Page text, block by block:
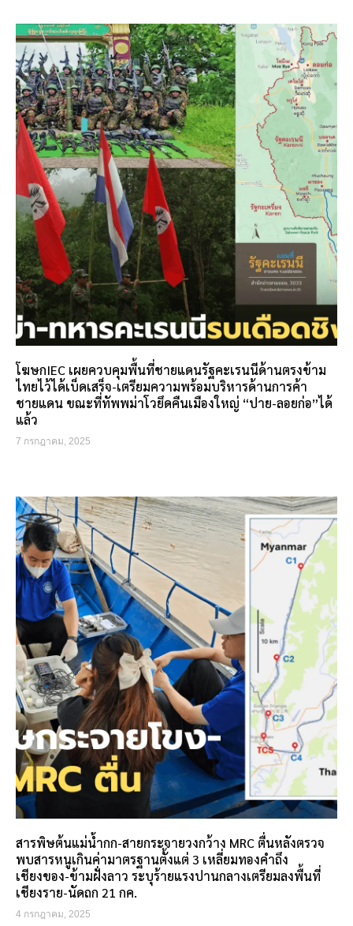
โฆษกIEC เผยควบคุมพื้นที่ชายแดนรัฐคะเรนนีด้านตรงข้าม
ไทยไว้ได้เบ็ดเสร็จ-เตรียมความพร้อมบริหารด้านการค้า
ชายแดน ขณะที่ทัพพม่าโวยึดคืนเมืองใหญ่ “ปาย-ลอยก่อ”ได้
แล้ว
7 กรกฎาคม, 2025
สารพิษต้นแม่น้ำกก-สายกระจายวงกว้าง MRC ตื่นหลังตรวจ
พบสารหนูเกินค่ามาตรฐานตั้งแต่ 3 เหลี่ยมทองคำถึง
เชียงของ-ข้ามฝั่งลาว ระบุร้ายแรงปานกลางเตรียมลงพื้นที่
เชียงราย-นัดถก 21 กค.
4 กรกฎาคม, 2025